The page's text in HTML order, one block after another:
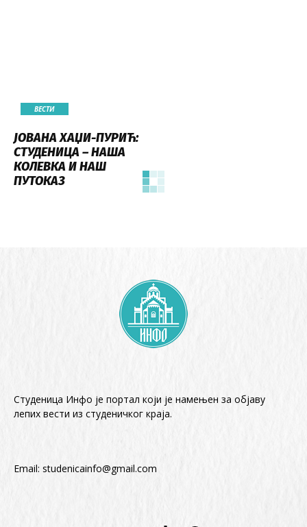
ВЕСТИ
ЈОВАНА ХАЏИ-ПУРИЋ:
СТУДЕНИЦА – НАША
КОЛЕВКА И НАШ
ПУТОКАЗ
Студеница Инфо је портал који је намењен за објaву
лепих вести из студеничког краја.
Email: studenicainfo@gmail.com